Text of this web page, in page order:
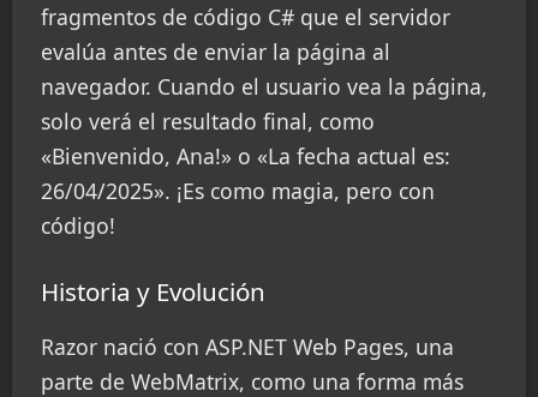
fragmentos de código C# que el servidor
evalúa antes de enviar la página al
navegador. Cuando el usuario vea la página,
solo verá el resultado final, como
«Bienvenido, Ana!» o «La fecha actual es:
26/04/2025». ¡Es como magia, pero con
código!
Historia y Evolución
Razor nació con ASP.NET Web Pages, una
parte de WebMatrix, como una forma más